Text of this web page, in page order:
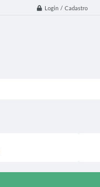
Login / Cadastro